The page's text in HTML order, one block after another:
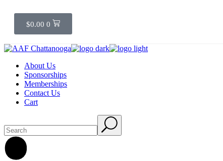
$0.00 0
About Us
Sponsorships
Memberships
Contact Us
Cart